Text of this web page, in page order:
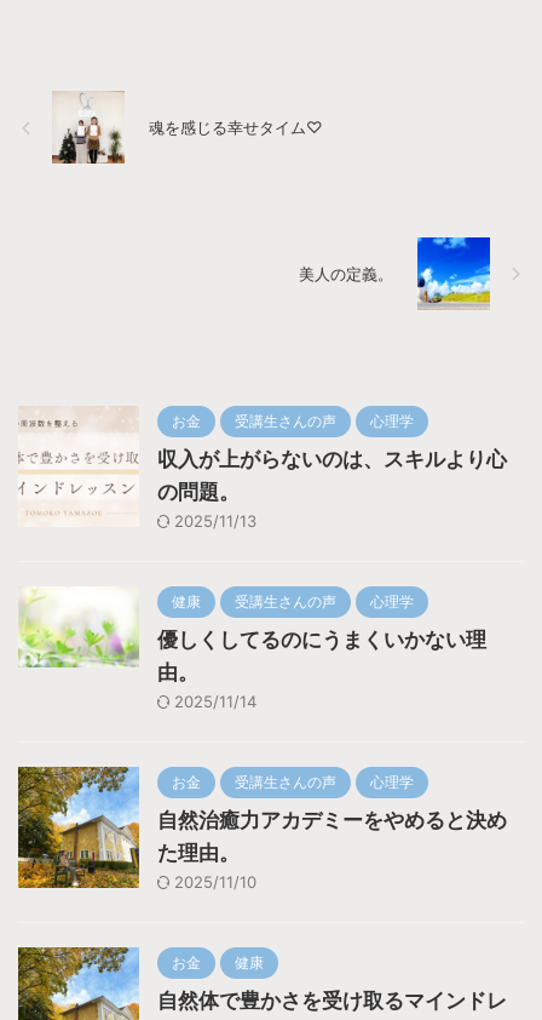
魂を感じる幸せタイム♡
美人の定義。
お金 受講生さんの声 心理学
収入が上がらないのは、スキルより心
の問題。
2025/11/13
健康 受講生さんの声 心理学
優しくしてるのにうまくいかない理
由。
2025/11/14
お金 受講生さんの声 心理学
自然治癒力アカデミーをやめると決め
た理由。
2025/11/10
お金 健康
自然体で豊かさを受け取るマインドレ